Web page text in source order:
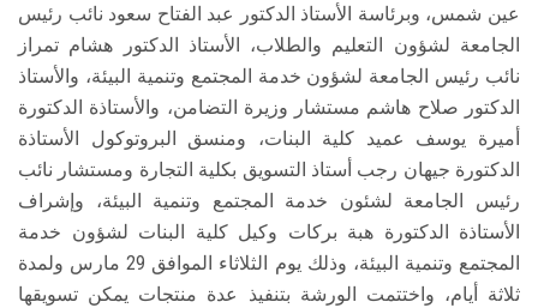
عين شمس، وبرئاسة الأستاذ الدكتور عبد الفتاح سعود نائب رئيس
الجامعة لشؤون التعليم والطلاب، الأستاذ الدكتور هشام تمراز
نائب رئيس الجامعة لشؤون خدمة المجتمع وتنمية البيئة، والأستاذ
الدكتور صلاح هاشم مستشار وزيرة التضامن، والأستاذة الدكتورة
أميرة يوسف عميد كلية البنات، ومنسق البروتوكول الأستاذة
الدكتورة جيهان رجب أستاذ التسويق بكلية التجارة ومستشار نائب
رئيس الجامعة لشئون خدمة المجتمع وتنمية البيئة، وإشراف
الأستاذة الدكتورة هبة بركات وكيل كلية البنات لشؤون خدمة
المجتمع وتنمية البيئة، وذلك يوم الثلاثاء الموافق 29 مارس ولمدة
ثلاثة أيام، واختتمت الورشة بتنفيذ عدة منتجات يمكن تسويقها